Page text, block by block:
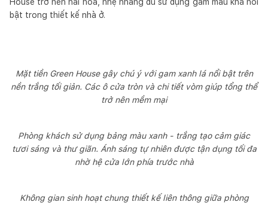
bật trong thiết kế nhà ở.
Mặt tiền Green House gây chú ý với gam xanh lá nổi bật trên
nền trắng tối giản. Các ô cửa tròn và chi tiết vòm giúp tổng thể
trở nên mềm mại
Phòng khách sử dụng bảng màu xanh - trắng tạo cảm giác
tươi sáng và thư giãn. Ánh sáng tự nhiên được tận dụng tối đa
nhờ hệ cửa lớn phía trước nhà
Không gian sinh hoạt chung thiết kế liên thông giữa phòng